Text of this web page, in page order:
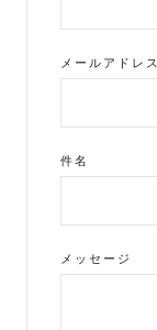
メールアドレス
件名
メッセージ